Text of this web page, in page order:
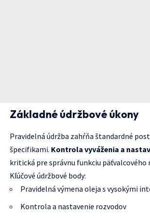
Základné údržbové úkony
Pravidelná údržba zahŕňa štandardné
špecifikami. Kontrola vyváženia a
kritická pre správnu funkciu päťvalcového
Kľúčové údržbové body:
Pravidelná výmena oleja s vysokými
Kontrola a nastavenie rozvodov